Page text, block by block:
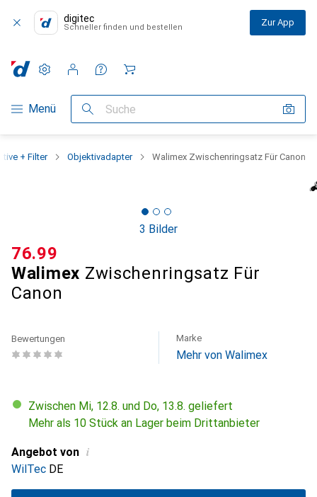
digitec
Schneller finden und bestellen Zur App
Navigation nach Kategorien
Menü Suche
Einstellungen
Kundenkonto
Vergleichslisten
Merklisten
Warenkorb
+ Filter Objektivadapter Walimex Zwischenringsatz Für Canon
3 Bilder
Walimex Zwischenringsatz Für
Canon
CHF
76.99
Bewertungen Marke
Mehr von Walimex
Zwischen Mi, 12.8. und Do, 13.8. geliefert
Mehr als 10 Stück an Lager beim Drittanbieter
Angebot von i
WilTec DE